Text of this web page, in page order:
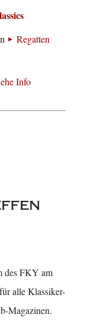
Regatten
Info
des FKY am
alle Klassiker-
Magazinen.